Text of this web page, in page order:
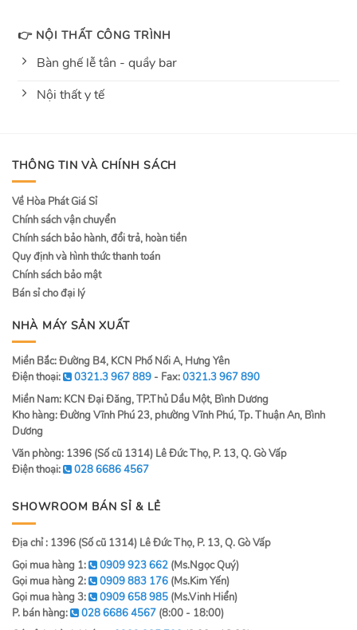
👉 NỘI THẤT CÔNG TRÌNH
Bàn ghế lễ tân - quầy bar
Nội thất y tế
THÔNG TIN VÀ CHÍNH SÁCH
Về Hòa Phát Giá Sỉ
Chính sách vận chuyển
Chính sách bảo hành, đổi trả, hoàn tiền
Quy định và hình thức thanh toán
Chính sách bảo mật
Bán sỉ cho đại lý
NHÀ MÁY SẢN XUẤT
Miền Bắc: Đường B4, KCN Phố Nối A, Hưng Yên
Điện thoại:
0321.3 967 889 - Fax:0321.3 967 890
Miền Nam: KCN Đại Đăng, TP.Thủ Dầu Một, Bình Dương
Kho hàng: Đường Vĩnh Phú 23, phường Vĩnh Phú, Tp. Thuận An, Bình
Dương
Văn phòng: 1396 (Số cũ 1314) Lê Đức Thọ, P. 13, Q. Gò Vấp
Điện thoại:
028 6686 4567
SHOWROOM BÁN SỈ & LẺ
Địa chỉ : 1396 (Số cũ 1314) Lê Đức Thọ, P. 13, Q. Gò Vấp
Gọi mua hàng 1:
0909 923 662 (Ms.Ngọc Quý)
Gọi mua hàng 2:
0909 883 176 (Ms.Kim Yến)
Gọi mua hàng 3:
0909 658 985 (Ms.Vinh Hiển)
P. bán hàng:
028 6686 4567 (8:00 - 18:00)